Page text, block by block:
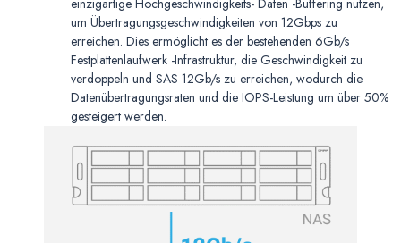
einzigartige Hochgeschwindigkeits- Daten -Buffering nutzen,
um Übertragungsgeschwindigkeiten von 12Gbps zu
erreichen. Dies ermöglicht es der bestehenden 6Gb/s
Festplattenlaufwerk -Infrastruktur, die Geschwindigkeit zu
verdoppeln und SAS 12Gb/s zu erreichen, wodurch die
Datenübertragungsraten und die IOPS-Leistung um über 50%
gesteigert werden.